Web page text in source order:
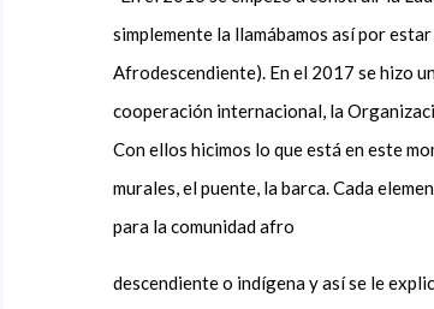
simplemente la llamábamos así por
Afrodescendiente). En el 2017 se hizo
cooperación internacional, la
Con ellos hicimos lo que está en este
murales, el puente, la barca. Cada
para la comunidad afro
descendiente o indígena y así se le